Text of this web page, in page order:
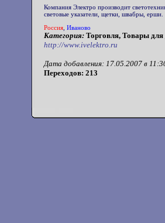
Компания Электро производит
световые указатели, щетки, швабры, ерши.
Россия Иваново
Категория: Торговля, Товары для
http://www.ivelektro.ru
Дата добавления: 17.05.2007 в
Переходов: 213